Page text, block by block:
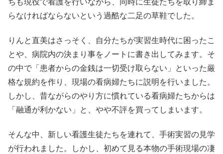
らなければならないという過酷な二足の草鞋でした。
りんと直美はさっそく、自分たちが実習生時代に困ったこ
とや、病院内の決まり事をノートに書き出してみます。そ
の中で「患者からの金銭は一切受け取らない」といった厳
格な規約を作り、現場の看病婦たちに説明を行いました。
しかし、昔ながらのやり方に慣れている看病婦たちからは
「融通が利かない」と、やや不評を買ってしまいます。
そんな中、新しい看護生徒たちを連れて、手術実習の見学
が行われました。しかし、初めて見る本物の手術現場の凄